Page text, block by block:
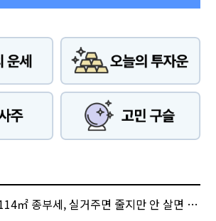
㎡ 종부세, 실거주면 줄지만 안 살면 2.5배